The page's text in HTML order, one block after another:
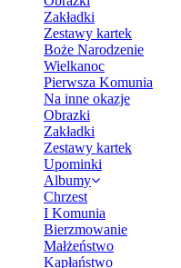
Zakładki
Zestawy kartek
Boże Narodzenie
Wielkanoc
Pierwsza Komunia
Na inne okazje
Obrazki
Zakładki
Zestawy kartek
Upominki
Albumy
Chrzest
I Komunia
Bierzmowanie
Małżeństwo
Kapłaństwo